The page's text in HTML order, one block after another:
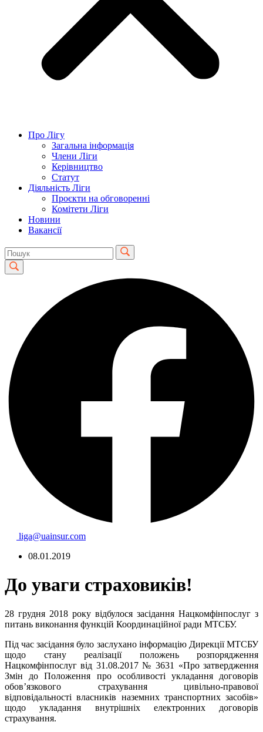
Про Лігу
Загальна інформація
Члени Ліги
Керівництво
Статут
Діяльність Ліги
Проєкти на обговоренні
Комітети Ліги
Новини
Вакансії
liga@uainsur.com
08.01.2019
До уваги страховиків!
28 грудня 2018 року відбулося засідання Нацкомфінпослуг з
питань виконання функцій Координаційної ради МТСБУ.
Під час засідання було заслухано інформацію Дирекції МТСБУ
щодо стану реалізації положень розпорядження
Нацкомфінпослугвід 31 .08.2017 № 3631 «Про затвердження
Змін до Положення про особливості укладання договорів
обов’язкового страхування цивільно-правової
відповідальності власників наземних транспортних засобів»
щодо укладання
внутрішніх електронних договорів
страхування.